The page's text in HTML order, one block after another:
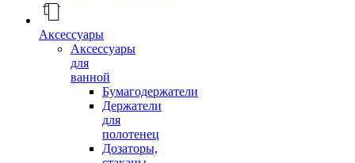
Аксессуары
Аксессуары
для
ванной
Бумагодержатели
Держатели
для
полотенец
Дозаторы,